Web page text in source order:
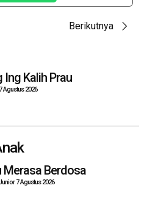
Berikutnya
Kalih Prau
Agustus 2026
Merasa Berdosa
7 Agustus 2026